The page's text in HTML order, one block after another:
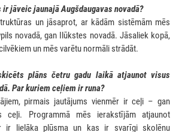
jāveic jaunajā Augšdaugavas novadā?
un jāsaprot, ar kādām sistēmām mēs
novadā, gan Ilūkstes novadā. Jāsaliek kopā,
un mēs varētu normāli strādāt.
plāns četru gadu laikā atjaunot visus
Par kuriem ceļiem ir runa?
pirmais jautājums vienmēr ir ceļi – gan
ceļi. Programmā mēs ierakstījām atjaunot
ir lielāka plūsma un kas ir svarīgi skolēnu